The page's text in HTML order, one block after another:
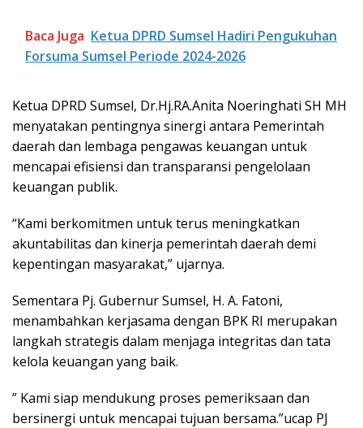
Baca Juga Ketua DPRD Sumsel Hadiri Pengukuhan
Forsuma Sumsel Periode 2024-2026
Ketua DPRD Sumsel, Dr.Hj.RA.Anita Noeringhati SH MH
menyatakan pentingnya sinergi antara Pemerintah
daerah dan lembaga pengawas keuangan untuk
mencapai efisiensi dan transparansi pengelolaan
keuangan publik.
“Kami berkomitmen untuk terus meningkatkan
akuntabilitas dan kinerja pemerintah daerah demi
kepentingan masyarakat,” ujarnya.
Sementara Pj. Gubernur Sumsel, H. A. Fatoni,
menambahkan kerjasama dengan BPK RI merupakan
langkah strategis dalam menjaga integritas dan tata
kelola keuangan yang baik.
” Kami siap mendukung proses pemeriksaan dan
bersinergi untuk mencapai tujuan bersama.”ucap PJ